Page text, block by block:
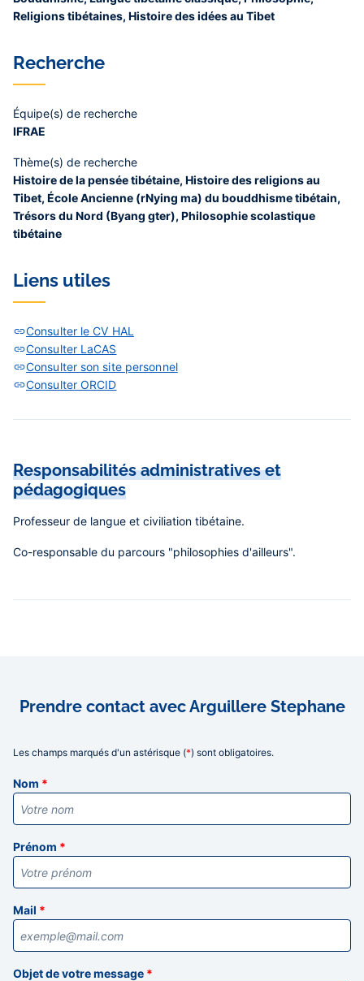
Religions tibétaines, Histoire des idées au Tibet
Recherche
Équipe(s) de recherche
IFRAE
Thème(s) de recherche
Histoire de la pensée tibétaine, Histoire des religions au
Tibet, École Ancienne (rNying ma) du bouddhisme tibétain,
Trésors du Nord (Byang gter), Philosophie scolastique
tibétaine
Liens utiles
Consulter le CV HAL
Consulter LaCAS
Consulter son site personnel
Consulter ORCID
Responsabilités administratives et
pédagogiques
Professeur de langue et civiliation tibétaine.
Co-responsable du parcours "philosophies d'ailleurs".
Prendre contact avec Arguillere Stephane
Les champs marqués d'un astérisque (*) sont obligatoires.
Nom *
Prénom *
Mail *
Objet de votre message *